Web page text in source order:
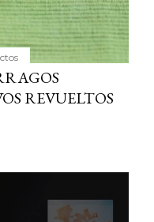
REVUELTOS